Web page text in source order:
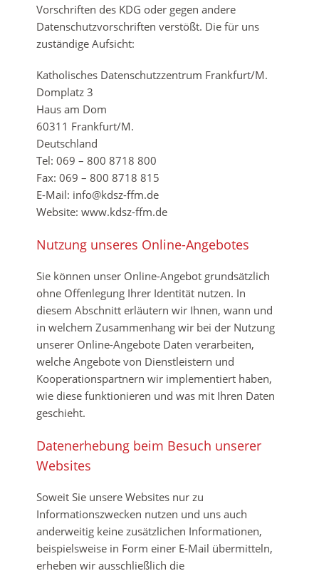
Vorschriften des KDG oder gegen andere
Datenschutzvorschriften verstößt. Die für uns
zuständige Aufsicht:
Katholisches Datenschutzzentrum Frankfurt/M.
Domplatz 3
Haus am Dom
60311 Frankfurt/M.
Deutschland
Tel: 069 – 800 8718 800
Fax: 069 – 800 8718 815
E-Mail: info@kdsz-ffm.de
Website: www.kdsz-ffm.de
Nutzung unseres Online-Angebotes
Sie können unser Online-Angebot grundsätzlich
ohne Offenlegung Ihrer Identität nutzen. In
diesem Abschnitt erläutern wir Ihnen, wann und
in welchem Zusammenhang wir bei der Nutzung
unserer Online-Angebote Daten verarbeiten,
welche Angebote von Dienstleistern und
Kooperationspartnern wir implementiert haben,
wie diese funktionieren und was mit Ihren Daten
geschieht.
Datenerhebung beim Besuch unserer
Websites
Soweit Sie unsere Websites nur zu
Informationszwecken nutzen und uns auch
anderweitig keine zusätzlichen Informationen,
beispielsweise in Form einer E-Mail übermitteln,
erheben wir ausschließlich die